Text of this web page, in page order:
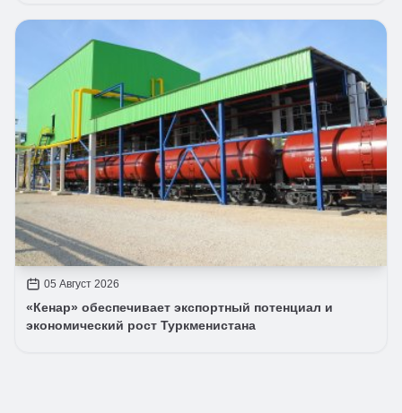
05 Август 2026
«Кенар» обеспечивает экспортный потенциал и
экономический рост Туркменистана